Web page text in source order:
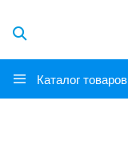
Каталог товаров